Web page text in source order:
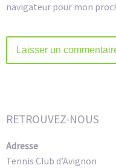
navigateur pour mon
RETROUVEZ-NOUS
Adresse
Tennis Club d’Avignon